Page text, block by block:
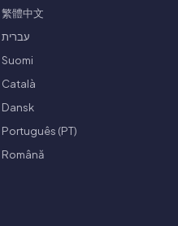
繁體中文
עברית
Suomi
Català
Dansk
Português (PT)
Română